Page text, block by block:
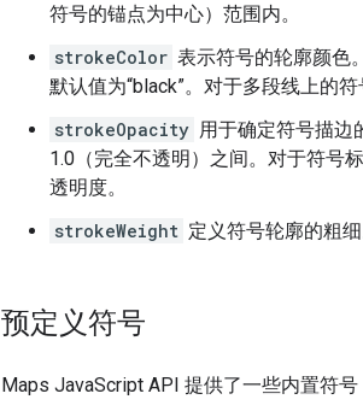
符号的锚点为中心）范围内。
strokeColor 表示符号的轮廓颜色
默认值为“black”。对于多段线上的
strokeOpacity 用于确定符号描边
1.0（完全不透明）之间。对于符号
透明度。
strokeWeight 定义符号轮廓的粗
预定义符号
Maps JavaScript API 提供了一些内置符